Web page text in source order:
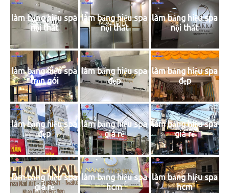
làm bảng hiệu spa
nội thất
làm bảng hiệu spa
nội thất
làm bảng hiệu spa
nội thất
làm bảng hiệu spa
trọn gói
làm bảng hiệu spa
đẹp
làm bảng hiệu spa
đẹp
làm bảng hiệu spa
đẹp
làm bảng hiệu spa
giá rẻ
làm bảng hiệu spa
giá rẻ
làm bảng hiệu spa
giá rẻ
làm bảng hiệu spa
hcm
làm bảng hiệu spa
hcm